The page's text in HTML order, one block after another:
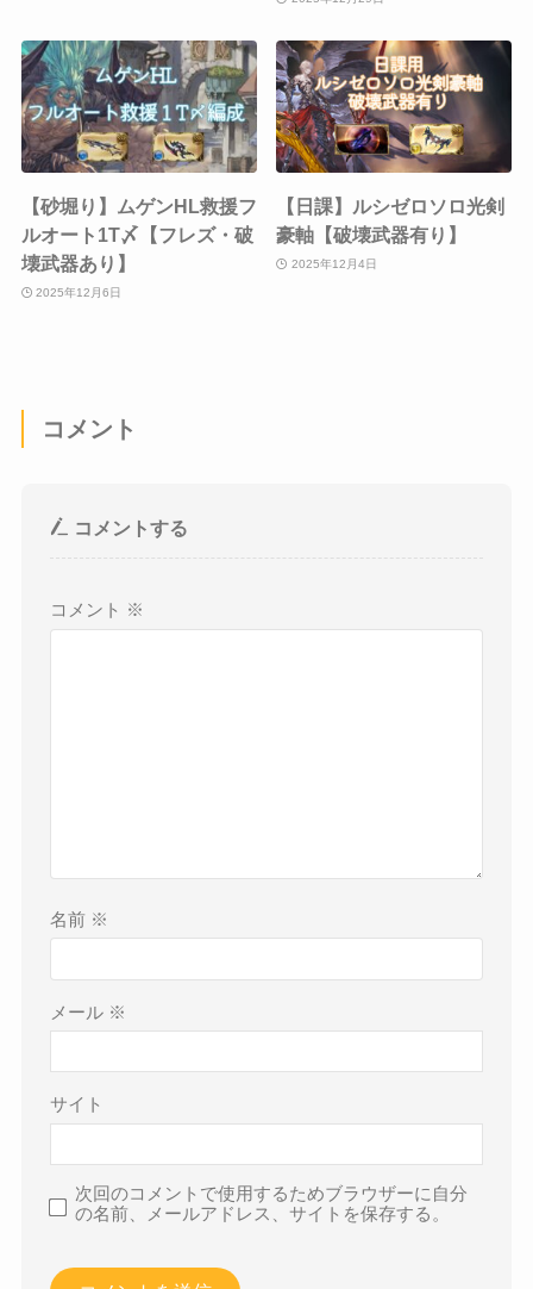
【砂堀り】ムゲンHL救援フ
ルオート1T〆【フレズ・破
壊武器あり】
2025年12月6日
【日課】ルシゼロソロ光剣
豪軸【破壊武器有り】
2025年12月4日
コメント
コメントする
コメント ※
名前 ※
メール ※
サイト
次回のコメントで使用するためブラウザーに自分
の名前、メールアドレス、サイトを保存する。